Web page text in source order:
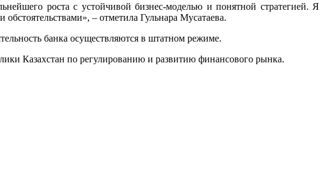
роста с устойчивой бизнес-моделью и понятной стратегией. Я
– отметила Гульнара Мусатаева.
банка осуществляются в штатном режиме.
Казахстан по регулированию и развитию финансового рынка.